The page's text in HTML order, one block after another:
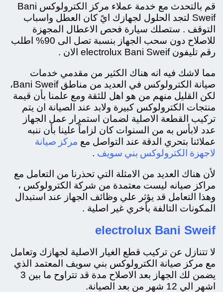
قم بالتحدث مع خدمة عملاء مركز الكترولوكس Bani
Sweif لتجد الحلول لجهازك ايً كان العطل واسباب
التوقف . ستصلك سيارة فحص الاعطال المجهزة
للاصلاح دون سحب الجهاز بنسبة تصل الى 90% اطلب
رقم تليفون electrolux Bani Sweif الان .
مما لاشك فيه انه هناك الكثير من مقدمي خدمات
صيانة الكترولوكس في العديد من مناطقBani Sweif،
لكن القليل منهم من هو اهل للثقة ومع علمنا بأن قيمة
منتجات الكترولوكس كبيرة ولابد عند الصيانة ان يتم
تركيب القطعة الاصلية لضمان استمرار عمل الجهاز
عدد لابأس به من السنوات كان لزاماً علينا بأن ننبه
عملائنا بتحري الدقة عند التواصل مع مركز صيانة
لاجهزة الكترولوكس بني سويف .
لأن هناك العديد من الامثلة التي تحذرنا من التعامل مع
مراكز صيانه ليست معتمدة من شركة الكترولوكس ،
وهذا التعامل قد يؤثر علي وظائف الجهاز عند استبدال
المكونات التالفة بأخري غير اصلية .
electrolux Bani Sweif
لا تتنازل عن تركيب قطع الغيار الاصلية لجهازك وتعامل
مع مركز صيانة الكترولوكس بني سويف المعتمد الذي
يضمن لك الجهاز بعد الاصلاح مدة قد تتراوح ما بين 3
اشهر الي 12 شهر من بعد الصيانة.